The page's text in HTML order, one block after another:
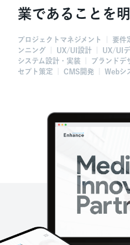
業であることを
プロジェクトマネジメント ｜ 要件
ンニング ｜ UX/UI設計 ｜ UX/UI
システム設計・実装 ｜ ブランド
セプト策定 ｜ CMS開発 ｜ Webシ